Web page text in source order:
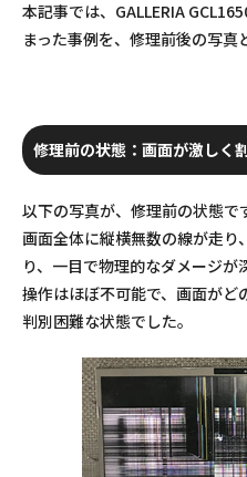
本記事では、GALLERIA
まった事例を、修理前後の写真
修理前の状態：画面が激しく
以下の写真が、修理前の状態で
画面全体に縦横無数の線が走り
り、一目で物理的なダメージが
操作はほぼ不可能で、画面がど
判別困難な状態でした。